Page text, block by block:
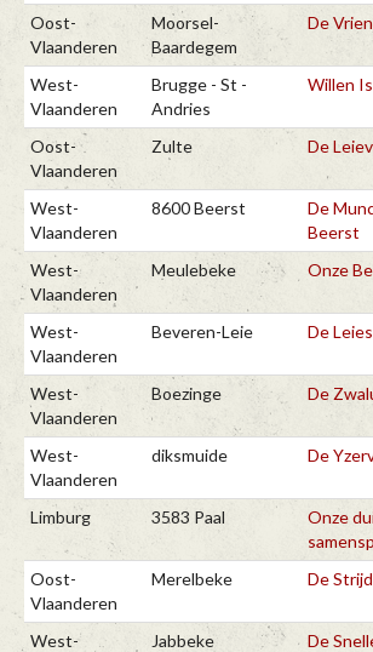
Oost-
Vlaanderen
Moorsel-
Baardegem
De
West-
Vlaanderen
Brugge - St -
Andries
Willen
Oost-
Vlaanderen
Zulte De
West-
Vlaanderen
8600 Beerst
De
Beerst
West-
Vlaanderen
Meulebeke Onze
West-
Vlaanderen
Beveren-Leie De
West-
Vlaanderen
Boezinge De
West-
Vlaanderen
diksmuide De
Limburg 3583 Paal
Onze
Oost-
Vlaanderen
Merelbeke De
West-
Jabbeke
De